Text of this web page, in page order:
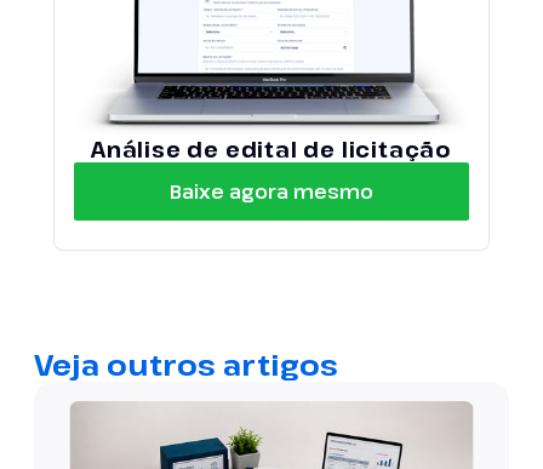
Análise de edital de licitação
Baixe agora mesmo
Veja outros artigos